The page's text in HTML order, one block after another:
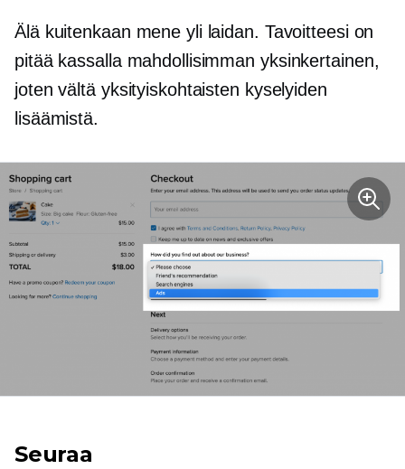
Älä kuitenkaan mene yli laidan. Tavoitteesi on
pitää kassalla mahdollisimman yksinkertainen,
joten vältä yksityiskohtaisten kyselyiden
lisäämistä.
Seuraa